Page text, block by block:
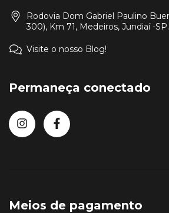
Rodovia Dom Gabriel Paulino
300), Km 71, Medeiros, Jundiaí -SP.
Visite o nosso Blog!
Permaneça conectado
Meios de pagamento